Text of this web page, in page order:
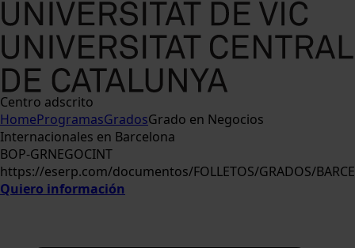
Centro adscrito
HomeProgramasGradosGrado en Negocios
Internacionales en Barcelona
BOP-GRNEGOCINT
https://eserp.com/documentos/FOLLETOS/GRADOS/
Quiero información